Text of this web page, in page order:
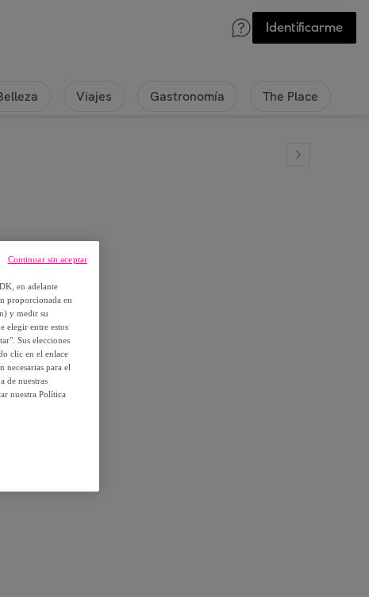
Identificarme
Viajes Gastronomía The Place
en adelante
proporcionada en
y medir su
elegir entre estos
Sus elecciones
clic en el enlace
necesarias para el
de nuestras
nuestra Política
Continuar sin aceptar